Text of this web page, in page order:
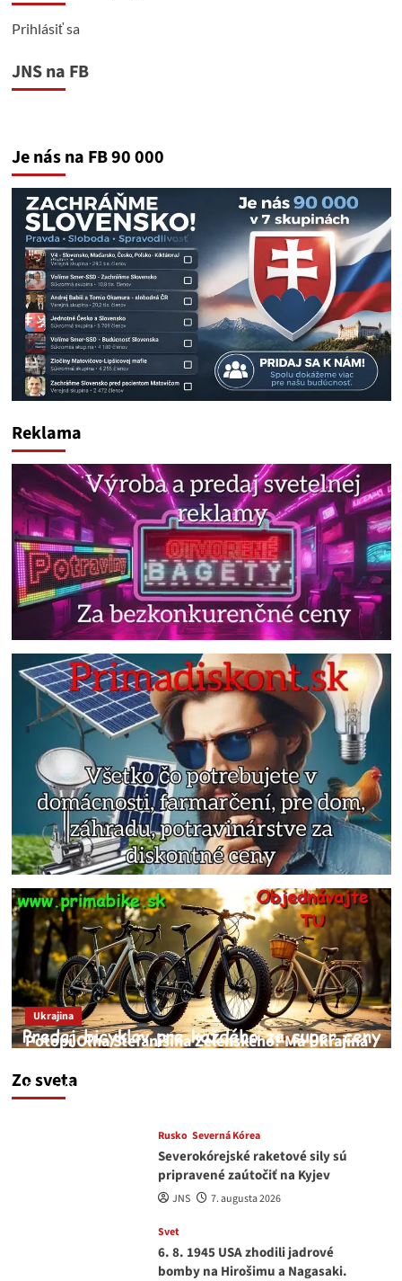
Prihlásiť sa
JNS na FB
Je nás na FB 90 000
Reklama
Zo sveta
Ukrajina
Potopí Oľha Stefanišina Zelenského? Má Ukrajina
JNS
Rusko Severná Kórea
Severokórejské raketové sily sú
pripravené zaútočiť na Kyjev
JNS 7. augusta 2026
Svet
6. 8. 1945 USA zhodili jadrové
bomby na Hirošimu a Nagasaki.